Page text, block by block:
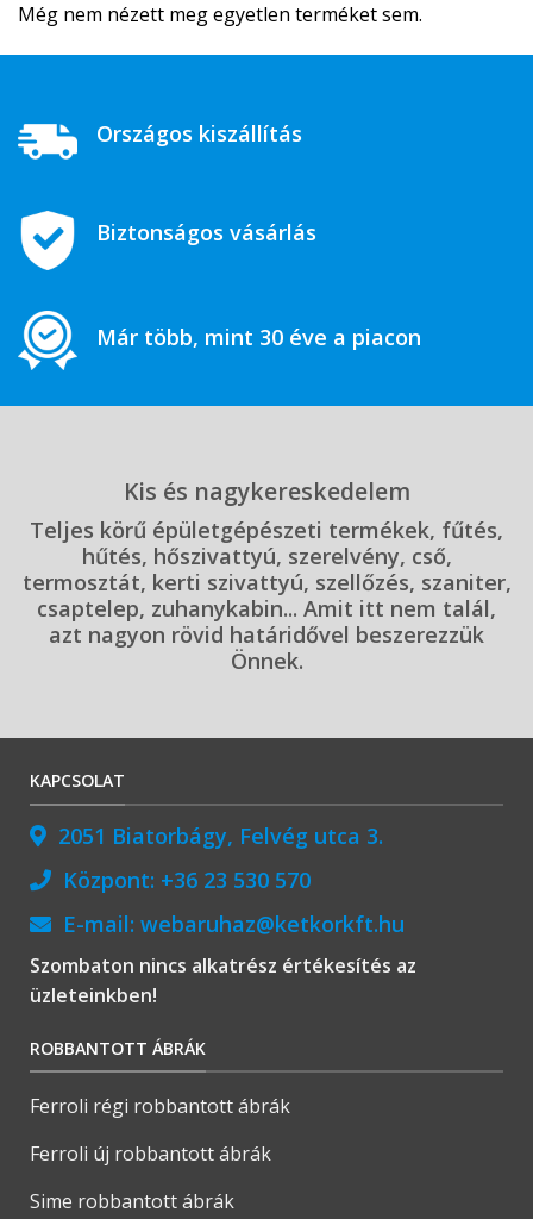
Még nem nézett meg egyetlen terméket sem.
Országos kiszállítás
Biztonságos vásárlás
Már több, mint 30 éve a piacon
Kis és nagykereskedelem
Teljes körű épületgépészeti termékek, fűtés,
hűtés, hőszivattyú, szerelvény, cső,
termosztát, kerti szivattyú, szellőzés, szaniter,
csaptelep, zuhanykabin... Amit itt nem talál,
azt nagyon rövid határidővel beszerezzük
Önnek.
KAPCSOLAT
2051 Biatorbágy, Felvég utca 3.
Központ: +36 23 530 570
E-mail: webaruhaz@ketkorkft.hu
Szombaton nincs alkatrész értékesítés az
üzleteinkben!
ROBBANTOTT ÁBRÁK
Ferroli régi robbantott ábrák
Ferroli új robbantott ábrák
Sime robbantott ábrák